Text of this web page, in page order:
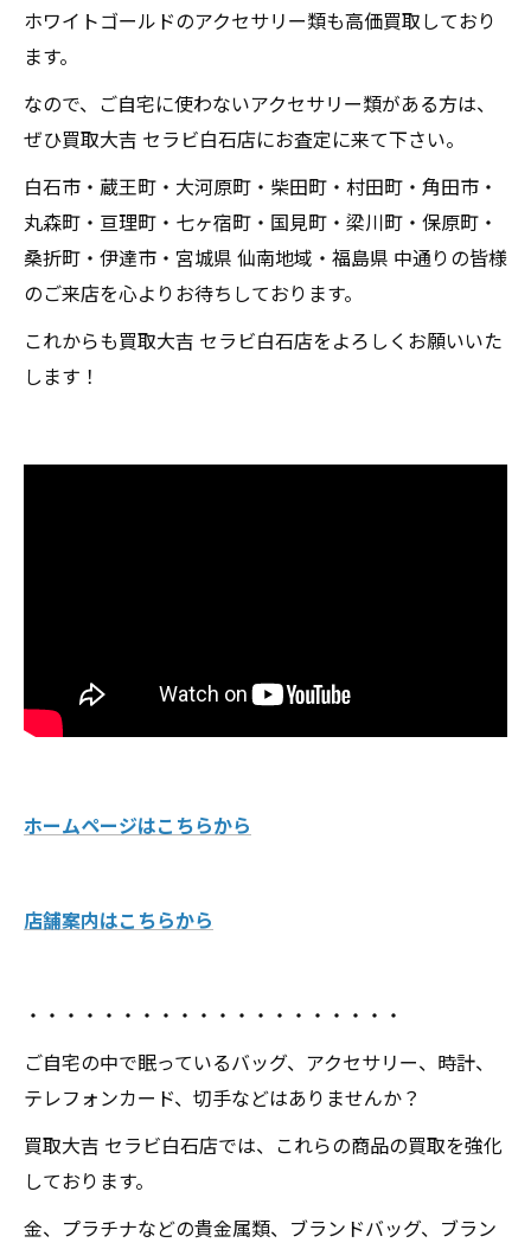
ホワイトゴールドのアクセサリー類も高価買取しており
ます。
なので、ご自宅に使わないアクセサリー類がある方は、
ぜひ買取大吉 セラビ白石店にお査定に来て下さい。
白石市・蔵王町・大河原町・柴田町・村田町・角田市・
丸森町・亘理町・七ヶ宿町・国見町・梁川町・保原町・
桑折町・伊達市・宮城県 仙南地域・福島県 中通りの皆様
のご来店を心よりお待ちしております。
これからも買取大吉 セラビ白石店をよろしくお願いいた
します！
ホームページはこちらから
店舗案内はこちらから
・・・・・・・・・・・・・・・・・・・・
ご自宅の中で眠っているバッグ、アクセサリー、時計、
テレフォンカード、切手などはありませんか？
買取大吉 セラビ白石店では、これらの商品の買取を強化
しております。
金、プラチナなどの貴金属類、ブランドバッグ、ブラン